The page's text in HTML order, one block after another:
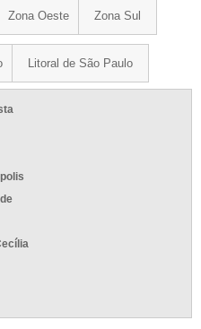
Zona Oeste Zona Sul
Litoral de São Paulo